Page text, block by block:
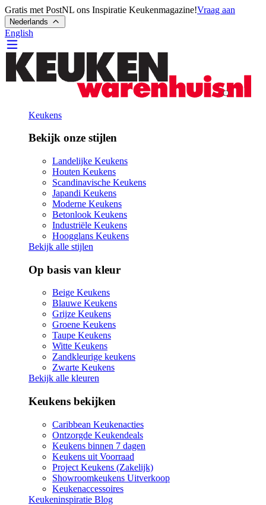
Gratis met PostNL ons Inspiratie Keukenmagazine!Vraag aan
Nederlands
English
Keukens
Bekijk onze stijlen
Landelijke Keukens
Houten Keukens
Scandinavische Keukens
Japandi Keukens
Moderne Keukens
Betonlook Keukens
Industriële Keukens
Hoogglans Keukens
Bekijk alle stijlen
Op basis van kleur
Beige Keukens
Blauwe Keukens
Grijze Keukens
Groene Keukens
Taupe Keukens
Witte Keukens
Zandkleurige keukens
Zwarte Keukens
Bekijk alle kleuren
Keukens bekijken
Caribbean Keukenacties
Ontzorgde Keukendeals
Keukens binnen 7 dagen
Keukens uit Voorraad
Project Keukens (Zakelijk)
Showroomkeukens Uitverkoop
Keukenaccessoires
Keukeninspiratie Blog